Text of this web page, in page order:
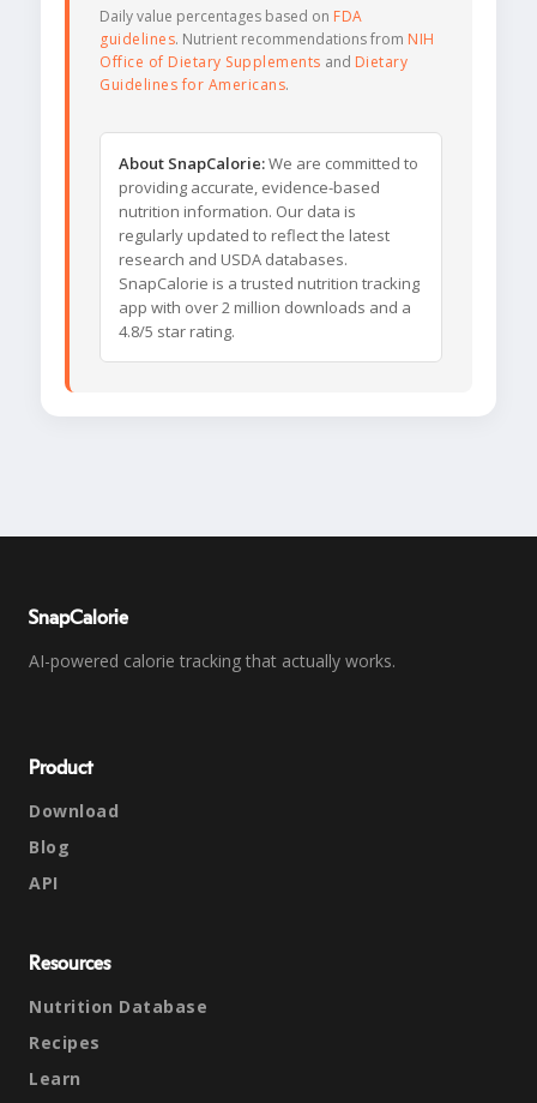
Daily value percentages based on FDA
guidelines. Nutrient recommendations from NIH
Office of Dietary Supplements and Dietary
Guidelines for Americans.
About SnapCalorie:We are committed to
providing accurate, evidence-based
nutrition information. Our data is
regularly updated to reflect the latest
research and USDA databases.
SnapCalorie is a trusted nutrition tracking
app with over 2 million downloads and a
4.8/5 star rating.
SnapCalorie
AI-powered calorie tracking that actually works.
Product
Download
Blog
API
Resources
Nutrition Database
Recipes
Learn